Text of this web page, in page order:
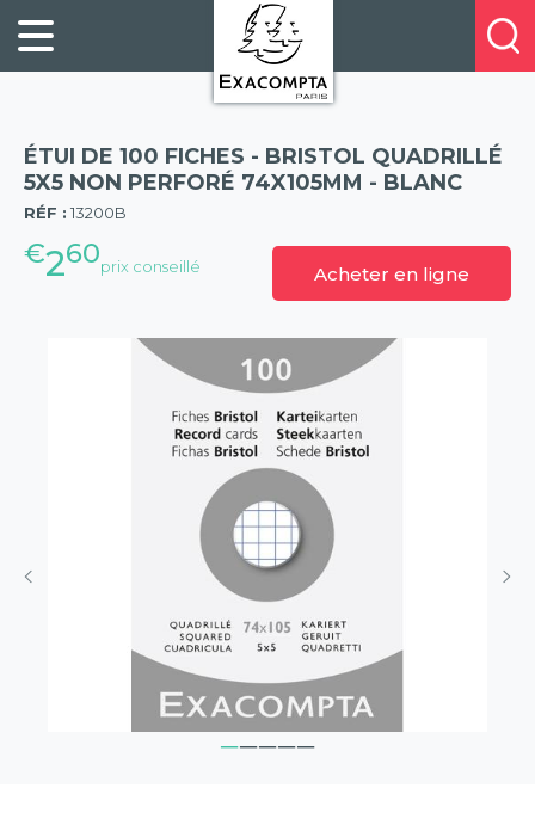
FILING
ORGANISATION
PRESENTATION
BUSINESS
BOOKS
À
PROPOS
NOS
E-
CATALOGUES
POINTS
DE
CONTACTEZ-
Profitez
de
réduction
sur
nouvelle
ÉTUI DE 100 FICHES - BRISTOL QUADRILLÉ
5X5 NON PERFORÉ 74X105MM - BLANC
RÉF : 13200B
€260prix conseillé Acheter en ligne
(57)
Panneau de gestion des cookies